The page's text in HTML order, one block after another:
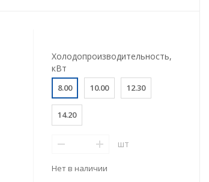
Холодопроизводительность,
кВт
8.00 10.00 12.30
14.20
шт
Нет в наличии